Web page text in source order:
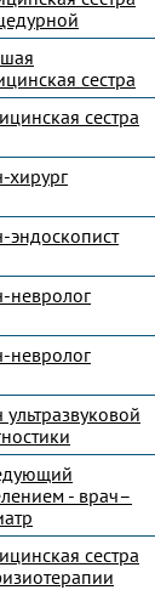
сестра
сестра
хирург
эндоскопист
невролог
невролог
ультразвуковой
- врач–
сестра